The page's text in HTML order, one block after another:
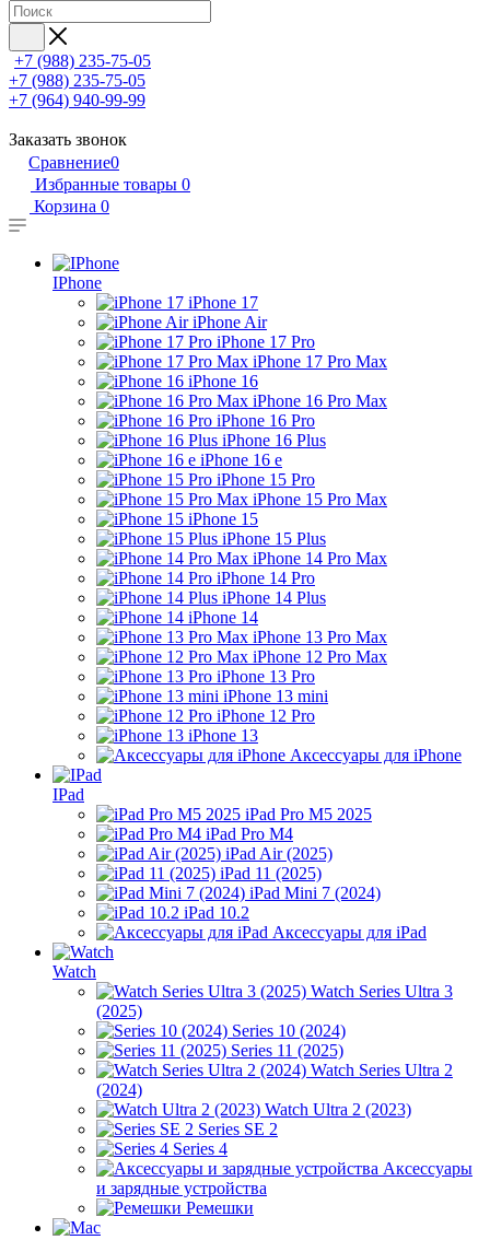
+7 (988) 235-75-05
+7 (988) 235-75-05
+7 (964) 940-99-99
Заказать звонок
Сравнение0
Избранные товары 0
Корзина 0
IPhone
iPhone 17
iPhone Air
iPhone 17 Pro
iPhone 17 Pro Max
iPhone 16
iPhone 16 Pro Max
iPhone 16 Pro
iPhone 16 Plus
iPhone 16 e
iPhone 15 Pro
iPhone 15 Pro Max
iPhone 15
iPhone 15 Plus
iPhone 14 Pro Max
iPhone 14 Pro
iPhone 14 Plus
iPhone 14
iPhone 13 Pro Max
iPhone 12 Pro Max
iPhone 13 Pro
iPhone 13 mini
iPhone 12 Pro
iPhone 13
Аксессуары для iPhone
IPad
iPad Pro M5 2025
iPad Pro M4
iPad Air (2025)
iPad 11 (2025)
iPad Mini 7 (2024)
iPad 10.2
Аксессуары для iPad
Watch
Watch Series Ultra 3
(2025)
Series 10 (2024)
Series 11 (2025)
Watch Series Ultra 2
(2024)
Watch Ultra 2 (2023)
Series SE 2
Series 4
Аксессуары
и зарядные устройства
Ремешки